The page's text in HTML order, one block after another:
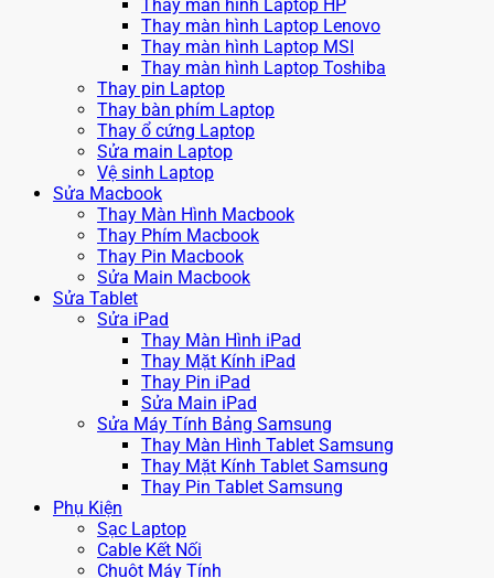
Thay màn hình Laptop HP
Thay màn hình Laptop Lenovo
Thay màn hình Laptop MSI
Thay màn hình Laptop Toshiba
Thay pin Laptop
Thay bàn phím Laptop
Thay ổ cứng Laptop
Sửa main Laptop
Vệ sinh Laptop
Sửa Macbook
Thay Màn Hình Macbook
Thay Phím Macbook
Thay Pin Macbook
Sửa Main Macbook
Sửa Tablet
Sửa iPad
Thay Màn Hình iPad
Thay Mặt Kính iPad
Thay Pin iPad
Sửa Main iPad
Sửa Máy Tính Bảng Samsung
Thay Màn Hình Tablet Samsung
Thay Mặt Kính Tablet Samsung
Thay Pin Tablet Samsung
Phụ Kiện
Sạc Laptop
Cable Kết Nối
Chuột Máy Tính